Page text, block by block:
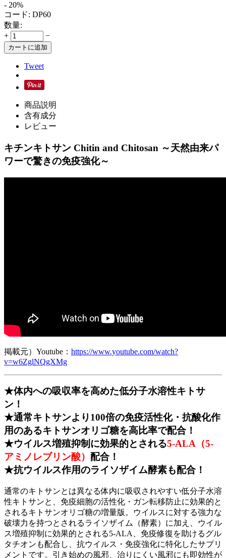
- 20%
コード: DP60
数量:
+
−
カートに追加
Tweet
商品説明
含有成分
レビュー
キチンキトサン Chitin and Chitosan ～天然由来パ
ワーで驚きの免疫強化～
掲載元）Youtube： https://www.youtube.com/watch?
v=w6ZglNQgXMg
★体内への吸収率を高めた低分子水溶性キトサ
ン！
★通常キトサンより100倍の免疫活性化・抗酸化作
用のあるキトサンオリゴ糖を高比率で配合！
★ウイルス増殖抑制に効果的とされる5-ALA（5-
アミノレブリン酸） 配合！
★抗ウイルス作用のライソザイム酵素も配合！
通常のキトサンとは異なる体内に吸収されやすい低分子水溶
性キトサンと、免疫細胞の活性化・ガン転移防止に効果的と
されるキトサンオリゴ糖の増量版。ウイルスに対する強力な
破壊力を持つとされるライソザイム（酵素）に加え、ウイル
ス増殖抑制に効果的とされる5-ALA、免疫修復を助けるグル
タチオンも配合し、抗ウイルス・免疫強化に特化したサプリ
メントです。引き始めの風邪、治りにくい風邪にも即効性が